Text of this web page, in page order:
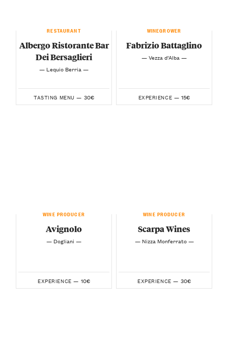
RESTAURANT
Albergo Ristorante Bar
Dei Bersaglieri
— Lequio Berria —
TASTING MENU — 30€
WINEGROWER
Fabrizio Battaglino
— Vezza d’Alba —
EXPERIENCE — 15€
WINE PRODUCER
Avignolo
— Dogliani —
EXPERIENCE — 10€
WINE PRODUCER
Scarpa Wines
— Nizza Monferrato —
EXPERIENCE — 30€